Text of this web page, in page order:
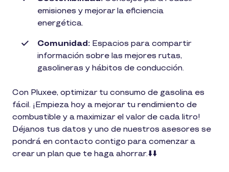
emisiones y mejorar la eficiencia
energética.
Comunidad: Espacios para compartir
información sobre las mejores rutas,
gasolineras y hábitos de conducción.
Con Pluxee, optimizar tu consumo de gasolina es
fácil. ¡Empieza hoy a mejorar tu rendimiento de
combustible y a maximizar el valor de cada litro!
Déjanos tus datos y uno de nuestros asesores se
pondrá en contacto contigo para comenzar a
crear un plan que te haga ahorrar.⬇️⬇️